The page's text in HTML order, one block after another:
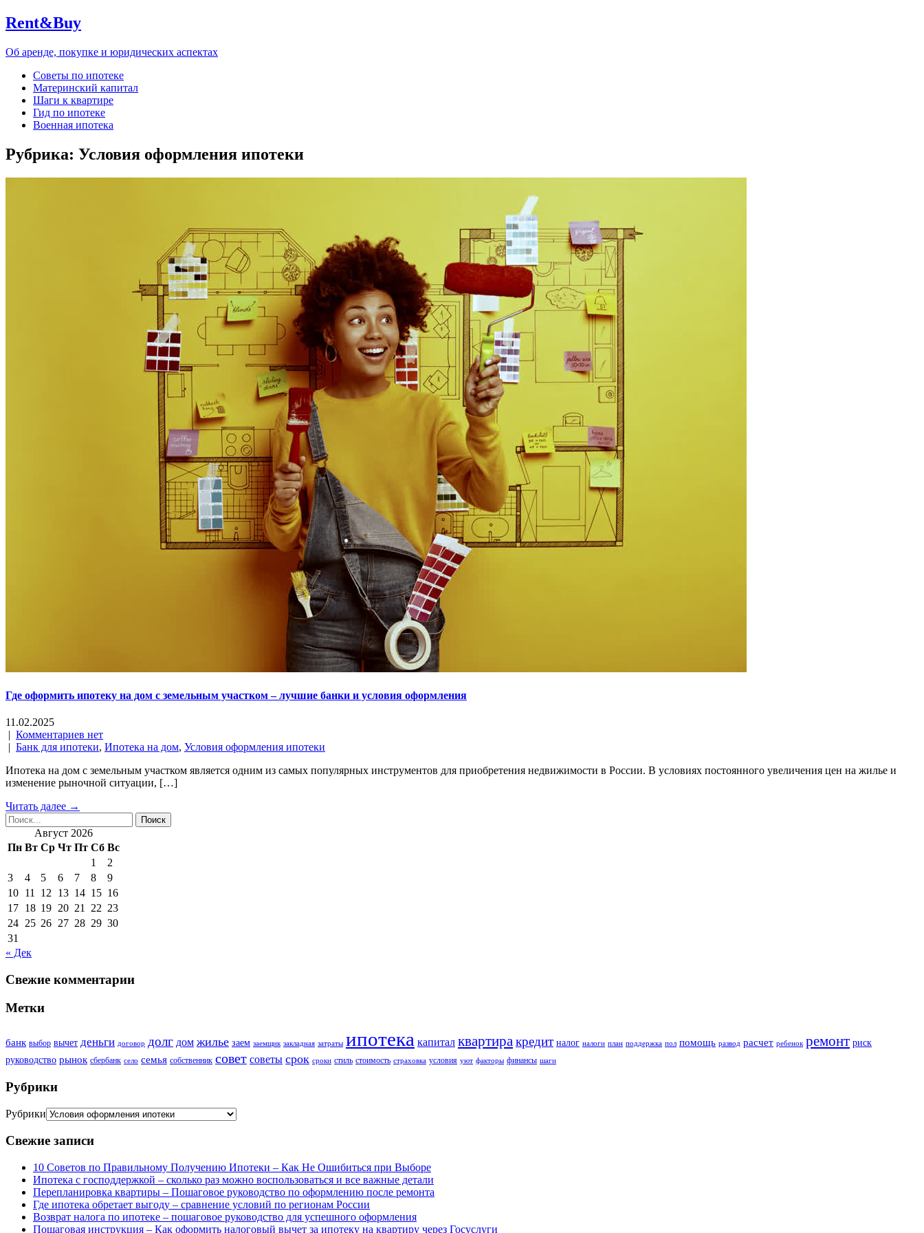
Rent&Buy
Об аренде, покупке и юридических аспектах
Советы по ипотеке
Материнский капитал
Шаги к квартире
Гид по ипотеке
Военная ипотека
Рубрика: Условия оформления ипотеки
Где оформить ипотеку на дом с земельным участком – лучшие банки и условия оформления
11.02.2025
| Комментариев нет
| Банк для ипотеки, Ипотека на дом, Условия оформления ипотеки
Ипотека на дом с земельным участком является одним из самых популярных инструментов для приобретения недвижимости в России. В условиях постоянного увеличения цен на жилье и
изменение рыночной ситуации, […]
Читать далее →
Август 2026
Пн Вт Ср Чт Пт Сб Вс
1
2
3
4 5 6 7 8
9
10 11 12 13 14 15 16
17 18 19 20 21 22 23
24 25 26 27 28 29 30
31
« Дек
Свежие комментарии
Метки
банк выбор вычет деньги договор долг дом жилье заем заемщик закладная затраты ипотека капитал квартиракредит налог налоги план поддержка пол помощь развод расчет ребенок ремонт риск
руководство рынок сбербанк село семья собственник совет советы срок сроки стиль стоимость страховка условия уют факторы финансы шаги
Рубрики
Рубрики
Свежие записи
10 Советов по Правильному Получению Ипотеки – Как Не Ошибиться при Выборе
Ипотека с господдержкой – сколько раз можно воспользоваться и все важные детали
Перепланировка квартиры – Пошаговое руководство по оформлению после ремонта
Где ипотека обретает выгоду – сравнение условий по регионам России
Возврат налога по ипотеке – пошаговое руководство для успешного оформления
Пошаговая инструкция – Как оформить налоговый вычет за ипотеку на квартиру через Госуслуги